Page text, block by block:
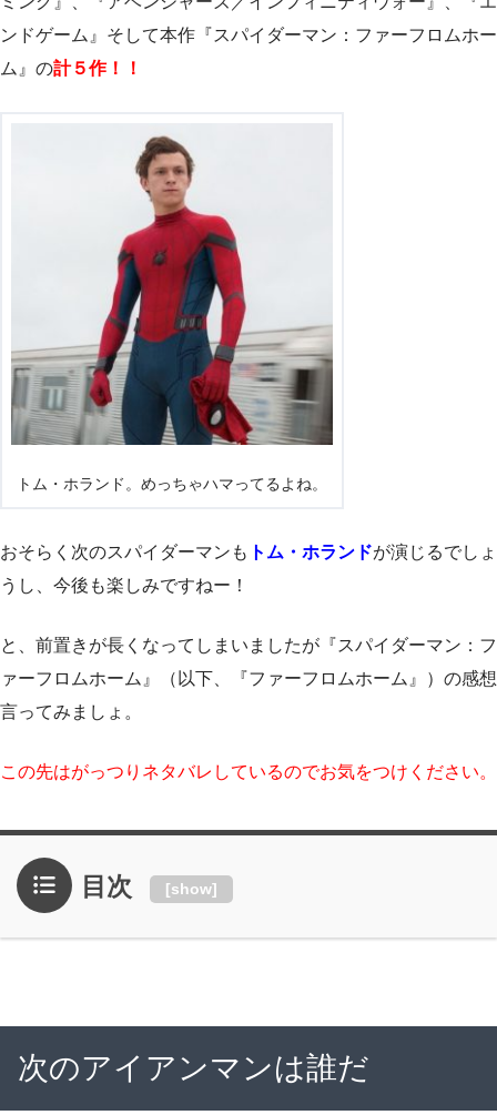
ンドゲーム』そして本作『スパイダーマン：ファーフロムホー
ム』の計５作！！
トム・ホランド。めっちゃハマってるよね。
おそらく次のスパイダーマンも トム・ホランドが演じるでしょ
うし、今後も楽しみですねー！
と、前置きが長くなってしまいましたが『スパイダーマン：フ
ァーフロムホーム』（以下、『ファーフロムホーム』）の感想
言ってみましょ。
この先はがっつりネタバレしているのでお気をつけください。
目次 [show]
次のアイアンマンは誰だ